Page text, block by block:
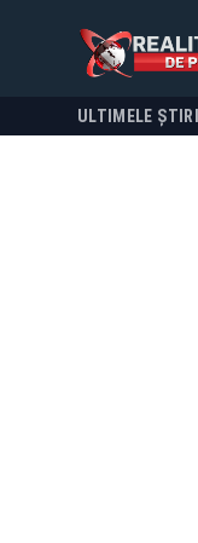
ULTIMELE ȘTIRI